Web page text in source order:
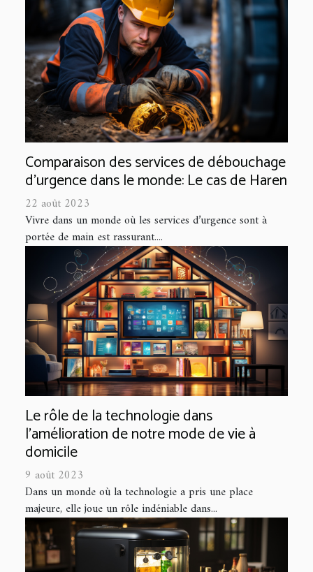
Comparaison des services de débouchage
d'urgence dans le monde: Le cas de Haren
22 août 2023
Vivre dans un monde où les services d’urgence sont à
portée de main est rassurant....
Le rôle de la technologie dans
l'amélioration de notre mode de vie à
domicile
9 août 2023
Dans un monde où la technologie a pris une place
majeure, elle joue un rôle indéniable dans...